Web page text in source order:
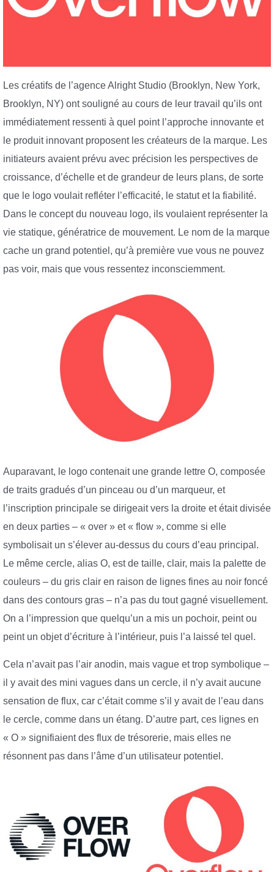
Les créatifs de l’agence Alright Studio (Brooklyn, New York,
Brooklyn, NY) ont souligné au cours de leur travail qu’ils ont
immédiatement ressenti à quel point l’approche innovante et
le produit innovant proposent les créateurs de la marque. Les
initiateurs avaient prévu avec précision les perspectives de
croissance, d’échelle et de grandeur de leurs plans, de sorte
que le logo voulait refléter l’efficacité, le statut et la fiabilité.
Dans le concept du nouveau logo, ils voulaient représenter la
vie statique, génératrice de mouvement. Le nom de la marque
cache un grand potentiel, qu’à première vue vous ne pouvez
pas voir, mais que vous ressentez inconsciemment.
Auparavant, le logo contenait une grande lettre O, composée
de traits gradués d’un pinceau ou d’un marqueur, et
l’inscription principale se dirigeait vers la droite et était divisée
en deux parties – « over » et « flow », comme si elle
symbolisait un s’élever au-dessus du cours d’eau principal.
Le même cercle, alias O, est de taille, clair, mais la palette de
couleurs – du gris clair en raison de lignes fines au noir foncé
dans des contours gras – n’a pas du tout gagné visuellement.
On a l’impression que quelqu’un a mis un pochoir, peint ou
peint un objet d’écriture à l’intérieur, puis l’a laissé tel quel.
Cela n’avait pas l’air anodin, mais vague et trop symbolique –
il y avait des mini vagues dans un cercle, il n’y avait aucune
sensation de flux, car c’était comme s’il y avait de l’eau dans
le cercle, comme dans un étang. D’autre part, ces lignes en
« O » signifiaient des flux de trésorerie, mais elles ne
résonnent pas dans l’âme d’un utilisateur potentiel.